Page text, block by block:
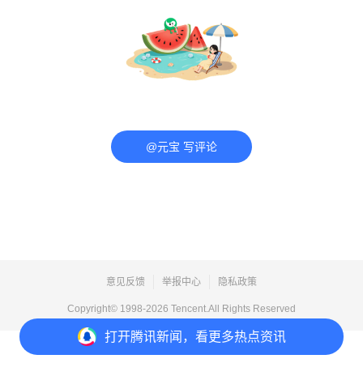
打开腾讯新闻，看更多热点资讯
@元宝 写评论
意见反馈 举报中心 隐私政策
Copyright© 1998-2026 Tencent.All Rights Reserved